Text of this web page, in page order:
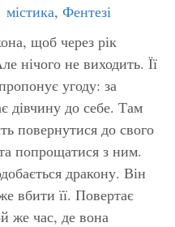
містика, Фентезі
щоб через рік
нічого не виходить. Її
угоду: за
дівчину до себе. Там
повернутися до свого
попрощатися з ним.
дракону. Він
вбити її. Повертає
же час, де вона